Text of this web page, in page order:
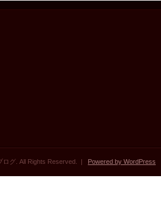
ログ. All Rights Reserved. | Powered by WordPress